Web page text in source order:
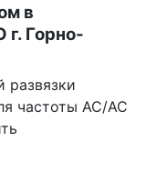
в
Горно-
развязки
частоты AC/AC